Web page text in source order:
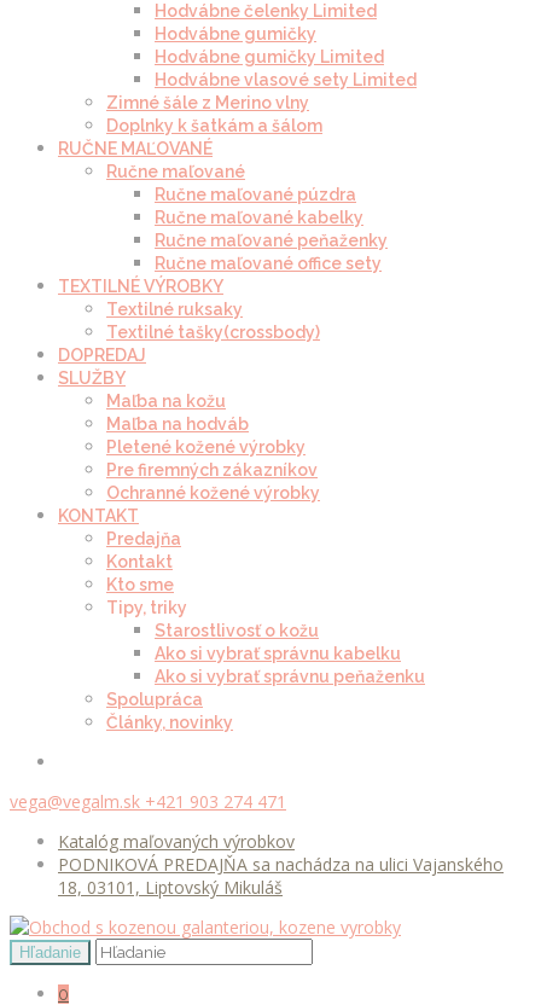
Hodvábne čelenky Limited
Hodvábne gumičky
Hodvábne gumičky Limited
Hodvábne vlasové sety Limited
Zimné šále z Merino vlny
Doplnky k šatkám a šálom
RUČNE MAĽOVANÉ
Ručne maľované
Ručne maľované púzdra
Ručne maľované kabelky
Ručne maľované peňaženky
Ručne maľované office sety
TEXTILNÉ VÝROBKY
Textilné ruksaky
Textilné tašky(crossbody)
DOPREDAJ
SLUŽBY
Maľba na kožu
Maľba na hodváb
Pletené kožené výrobky
Pre firemných zákazníkov
Ochranné kožené výrobky
KONTAKT
Predajňa
Kontakt
Kto sme
Tipy, triky
Starostlivosť o kožu
Ako si vybrať správnu kabelku
Ako si vybrať správnu peňaženku
Spolupráca
Články, novinky
vega@vegalm.sk +421 903 274 471
Katalóg maľovaných výrobkov
PODNIKOVÁ PREDAJŇA sa nachádza na ulici Vajanského
18, 03101, Liptovský Mikuláš
0